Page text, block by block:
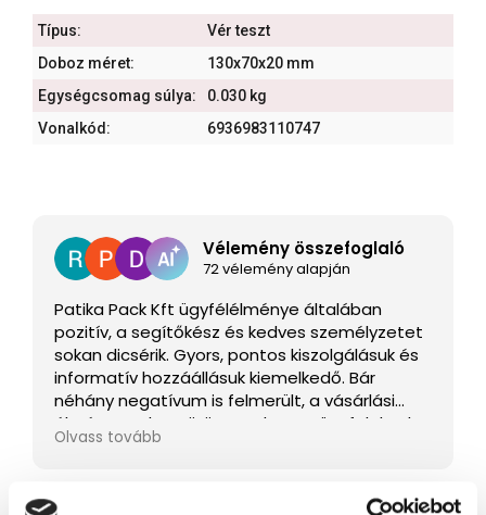
Típus:
Vér teszt
Doboz méret:
130x70x20 mm
Egységcsomag súlya:
0.030 kg
Vonalkód:
6936983110747
Vélemény összefoglaló
72 vélemény alapján
Patika Pack Kft ügyfélélménye általában
pozitív, a segítőkész és kedves személyzetet
sokan dicsérik. Gyors, pontos kiszolgálásuk és
informatív hozzáállásuk kiemelkedő. Bár
néhány negatívum is felmerült, a vásárlási
élmény gyakran örömet okoz az ügyfeleknek.
Olvass tovább